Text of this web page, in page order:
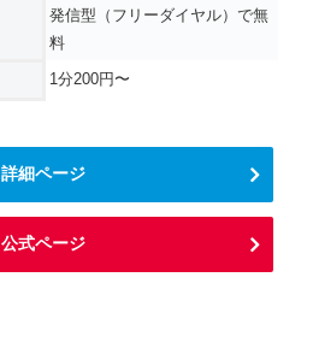
発信型（フリーダイヤル）で無
料
1分200円〜
詳細ページ
公式ページ